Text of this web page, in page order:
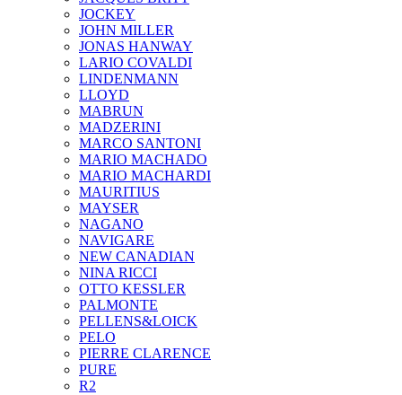
JOCKEY
JOHN MILLER
JONAS HANWAY
LARIO COVALDI
LINDENMANN
LLOYD
MABRUN
MADZERINI
MARCO SANTONI
MARIO MACHADO
MARIO MACHARDI
MAURITIUS
MAYSER
NAGANO
NAVIGARE
NEW CANADIAN
NINA RICCI
OTTO KESSLER
PALMONTE
PELLENS&LOICK
PELO
PIERRE CLARENCE
PURE
R2